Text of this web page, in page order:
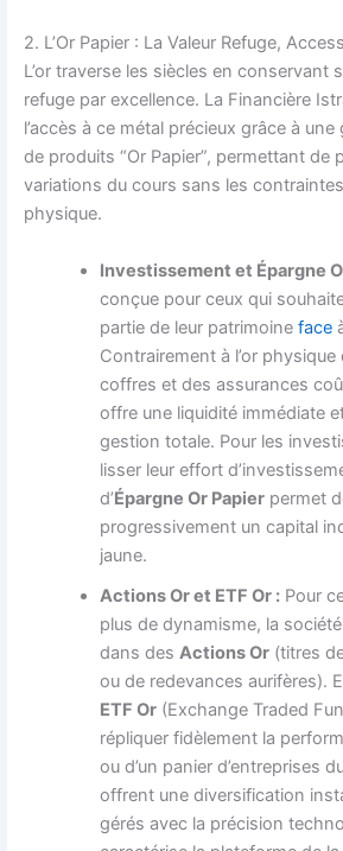
2. L’Or Papier : La Valeur Refuge,
L’or traverse les siècles en conservant
refuge par excellence. La Financière
l’accès à ce métal précieux grâce à
de produits “Or Papier”, permettant de
variations du cours sans les
physique.
Investissement et Épargne
conçue pour ceux qui
partie de leur patrimoineface
Contrairement à l’or
coffres et des assurances
offre une liquidité immédiate
gestion totale. Pour les
lisser leur effort
d’Épargne Or Papier permet
progressivement un capital
jaune.
Actions Or et ETF Or : Pour
plus de dynamisme, la
dans desActions Or (titres
ou de redevances aurifères).
ETF Or (Exchange Traded
répliquer fidèlement la
ou d’un panier d’entreprises
offrent une diversification
gérés avec la précision